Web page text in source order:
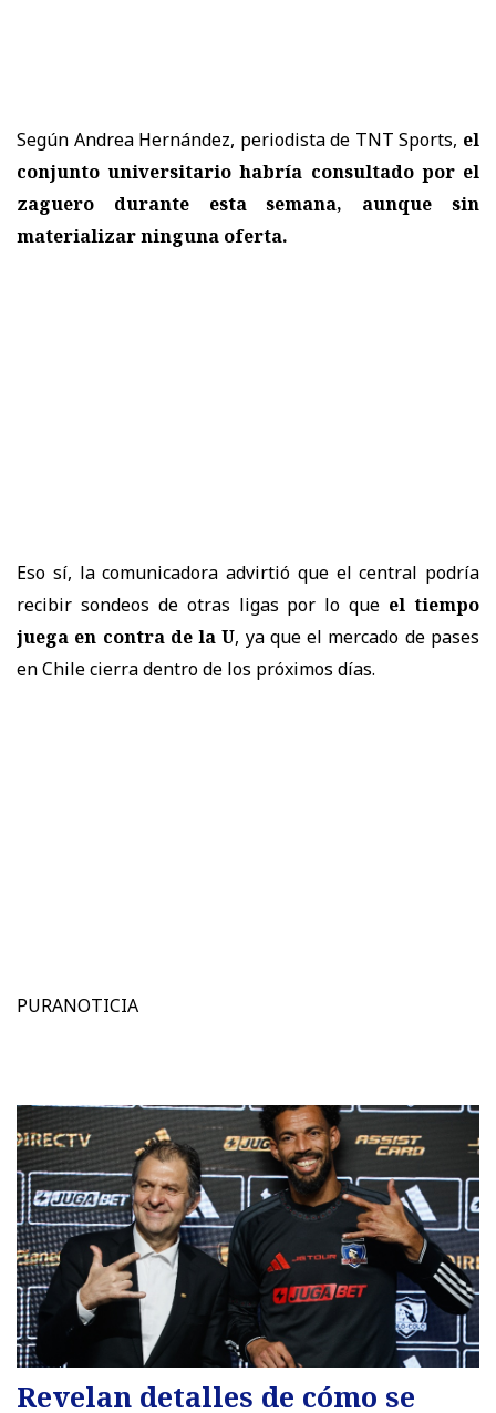
Según Andrea Hernández, periodista de TNT Sports, el
conjunto universitario habría consultado por el
zaguero
durante esta semana, aunque sin
materializar ninguna oferta.
Eso sí, la comunicadora advirtió que el central podría
recibir sondeos de otras ligas por lo que el tiempo
juega en contra de la U, ya que el mercado de pases
en Chile cierra dentro de los próximos días.
PURANOTICIA
Revelan detalles de cómo se